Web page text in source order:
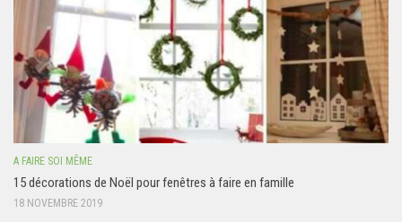
A FAIRE SOI MÊME
15 décorations de Noël pour fenêtres à faire en famille
18 NOVEMBRE 2019